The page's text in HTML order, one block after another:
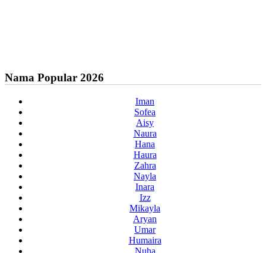
Nama Popular 2026
Iman
Sofea
Aisy
Naura
Hana
Haura
Zahra
Nayla
Inara
Izz
Mikayla
Aryan
Umar
Humaira
Nuha